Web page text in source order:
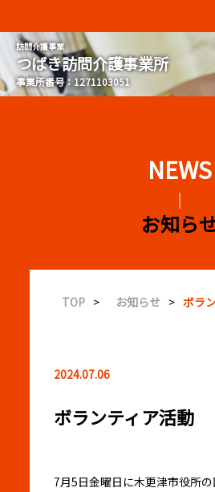
つばき訪問介護事業所
お知ら
TOP > お知らせ > ボラ
2024.07.06
ボランティア活動
7月5日金曜日に木更津市役所